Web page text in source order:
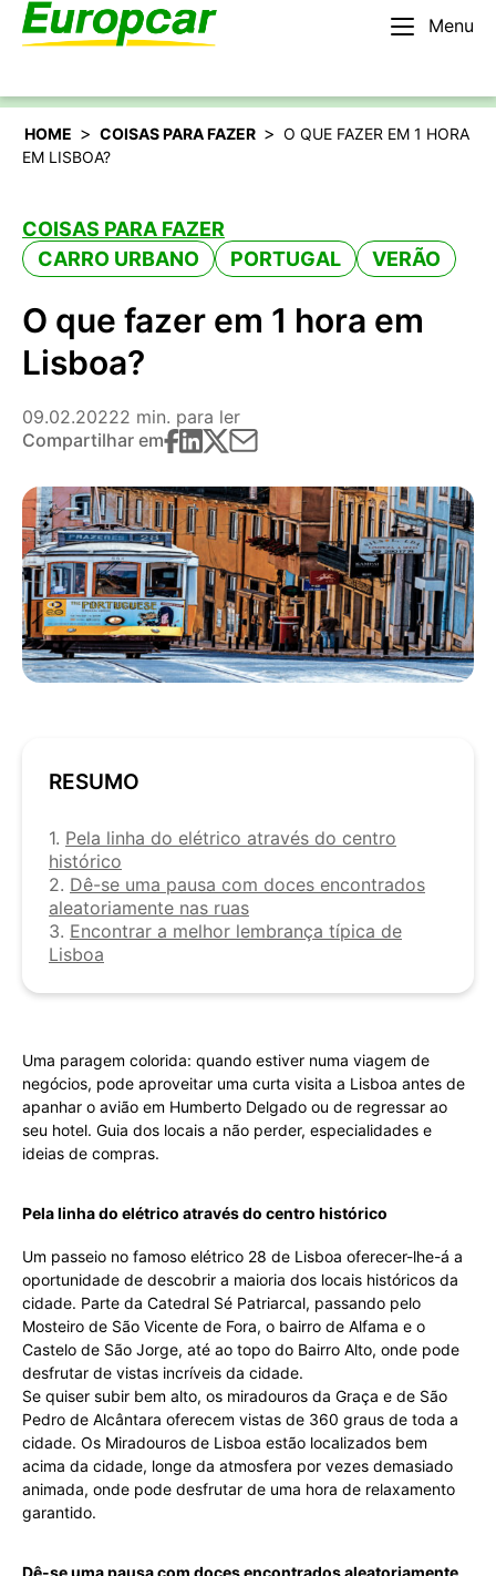
Menu
Português
HOME > COISAS PARA FAZER > O QUE FAZER EM 1 HORA
EM LISBOA?
COISAS PARA FAZER
CARRO URBANO
PORTUGAL VERÃO
O que fazer em 1 hora em
Lisboa?
09.02.20222 min. para ler
Compartilhar em
RESUMO
1. Pela linha do elétrico através do centro
histórico
2. Dê-se uma pausa com doces encontrados
aleatoriamente nas ruas
3. Encontrar a melhor lembrança típica de
Lisboa
Uma paragem colorida: quando estiver numa viagem de
negócios, pode aproveitar uma curta visita a Lisboa antes de
apanhar o avião em Humberto Delgado ou de regressar ao
seu hotel. Guia dos locais a não perder, especialidades e
ideias de compras.
Pela linha do elétrico através do centro histórico
Um passeio no famoso elétrico 28 de Lisboa oferecer-lhe-á a
oportunidade de descobrir a maioria dos locais históricos da
cidade. Parte da Catedral Sé Patriarcal, passando pelo
Mosteiro de São Vicente de Fora, o bairro de Alfama e o
Castelo de São Jorge, até ao topo do Bairro Alto, onde pode
desfrutar de vistas incríveis da cidade.
Se quiser subir bem alto, os miradouros da Graça e de São
Pedro de Alcântara oferecem vistas de 360 graus de toda a
cidade. Os Miradouros de Lisboa estão localizados bem
acima da cidade, longe da atmosfera por vezes demasiado
animada, onde pode desfrutar de uma hora de relaxamento
garantido.
Dê-se uma pausa com doces encontrados aleatoriamente